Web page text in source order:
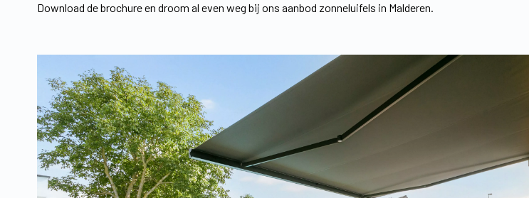
Download de brochure en droom al even weg bij ons aanbod zonneluifels in Malderen.